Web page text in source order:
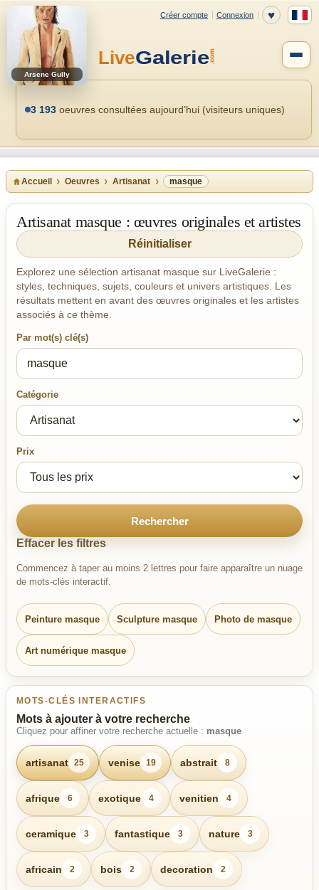
Arsene Gully
3 193 oeuvres consultées aujourd’hui (visiteurs uniques)
Accueil Oeuvres Artisanat masque
Artisanat masque : œuvres originales et artistes
Réinitialiser
Explorez une sélection artisanat masque sur LiveGalerie :
styles, techniques, sujets, couleurs et univers artistiques. Les
résultats mettent en avant des œuvres originales et les artistes
associés à ce thème.
Par mot(s) clé(s)
Catégorie
Prix
Rechercher
Effacer les filtres
Commencez à taper au moins 2 lettres pour faire apparaître un nuage
de mots-clés interactif.
Peinture masque Sculpture masque Photo de masque
Art numérique masque
MOTS-CLÉS INTERACTIFS
Mots à ajouter à votre recherche
Cliquez pour affiner votre recherche actuelle : masque
artisanat 25 venise 19 abstrait 8
afrique 6 exotique 4 venitien 4
ceramique 3 fantastique 3 nature 3
africain 2 bois 2 decoration 2